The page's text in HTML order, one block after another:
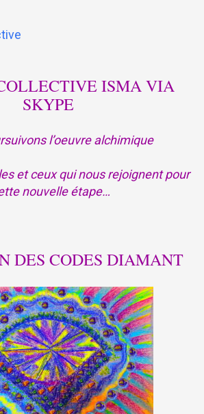
ISMA VIA
SKYPE
l’oeuvre alchimique
et ceux qui nous rejoignentpour
nouvelle étape…
DES CODES DIAMANT